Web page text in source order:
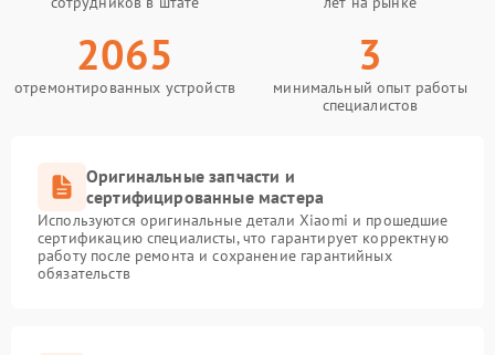
2065
отремонтированных устройств
3
минимальный опыт работы
специалистов
Оригинальные запчасти и
сертифицированные мастера
Используются оригинальные детали Xiaomi и прошедшие
сертификацию специалисты, что гарантирует корректную
работу после ремонта и сохранение гарантийных
обязательств